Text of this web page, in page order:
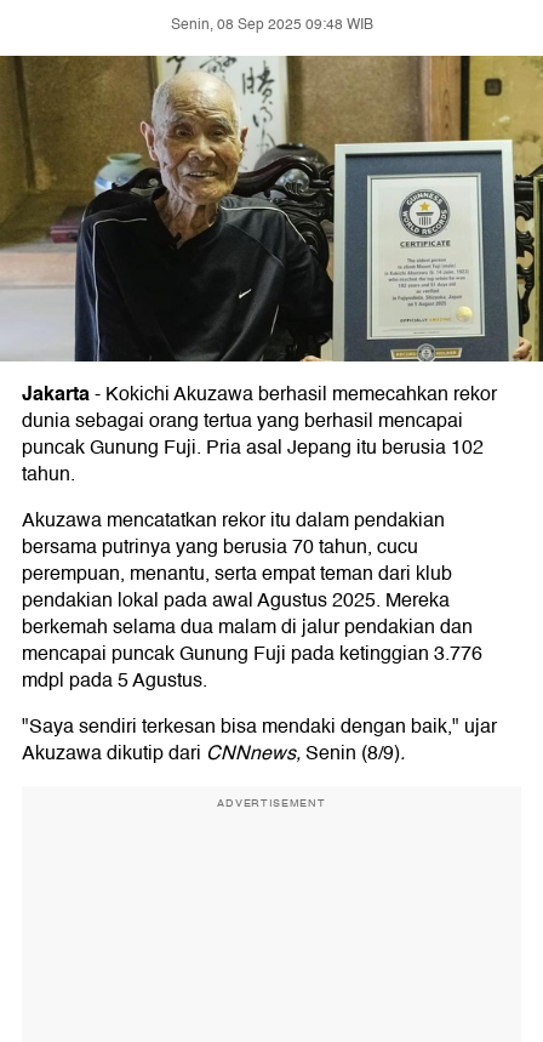
Senin, 08 Sep 2025 09:48 WIB
Jakarta-Kokichi Akuzawa berhasil memecahkan rekor
dunia sebagai orang tertua yang berhasil mencapai
puncak Gunung Fuji. Pria asal Jepang itu berusia 102
tahun.
Akuzawa mencatatkan rekor itu dalam pendakian
bersama putrinya yang berusia 70 tahun, cucu
perempuan, menantu, serta empat teman dari klub
pendakian lokal pada awal Agustus 2025. Mereka
berkemah selama dua malam di jalur pendakian dan
mencapai puncak Gunung Fuji pada ketinggian 3.776
mdpl pada 5 Agustus.
"Saya sendiri terkesan bisa mendaki dengan baik," ujar
Akuzawa dikutip dari CNNnews,Senin (8/9).
ADVERTISEMENT